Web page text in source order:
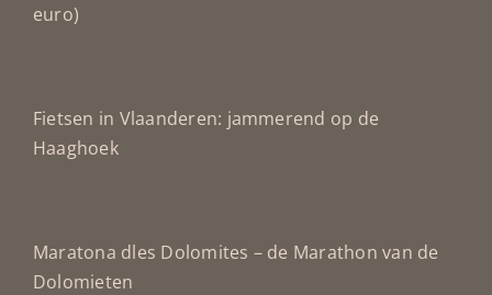
euro)
Fietsen in Vlaanderen: jammerend op de
Haaghoek
Maratona dles Dolomites – de Marathon van de
Dolomieten